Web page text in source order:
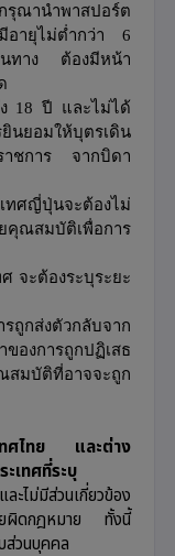
กรุณานำพาสปอร์ต
อายุไม่ต่ำกว่า 6
นทาง ต้องมีหน้า
18 ปี และไม่ได้
นยอมให้บุตรเดิน
าชการ จากบิดา
ศญี่ปุ่นจะต้องไม่
ณสมบัติเพื่อการ
จะต้องระบุระยะ
ส่งตัวกลับจาก
องการถูกปฏิเสธ
มบัติที่อาจจะถูก
ทศไทย และต่าง
ะเทศที่ระบุ
ะไม่มีส่วนเกี่ยวข้อง
ดยผิดกฎหมาย ทั้งนี้
ส่วนบุคคล